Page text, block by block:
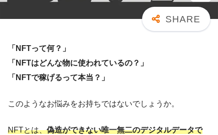
「NFTって何？」
「NFTはどんな物に使われているの？」
「NFTで稼げるって本当？」
このようなお悩みをお持ちではないでしょうか。
NFTとは、偽造ができない唯一無二のデジタルデータで